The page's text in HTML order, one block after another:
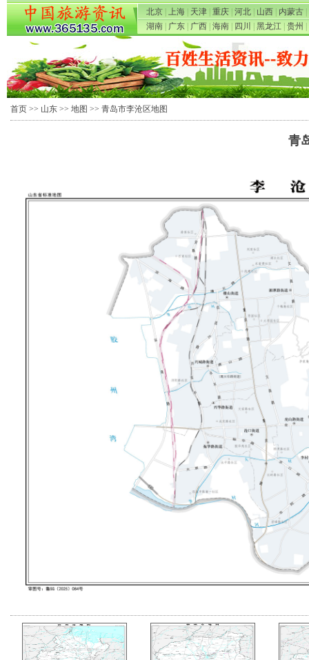
北京 上海 天津 重庆 河北 山西 内蒙古
湖南
广东 广西 海南 四川 黑龙江 贵州
首页 >> 山东 >> 地图 >> 青岛市李沧区地图
青